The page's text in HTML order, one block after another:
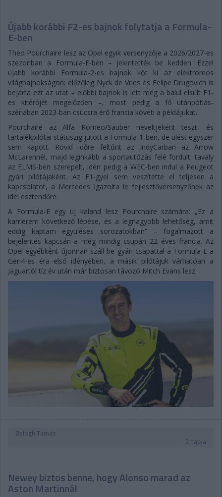
Újabb korábbi F2-es bajnok folytatja a Formula-
E-ben
Theo Pourchaire lesz az Opel egyik versenyzője a 2026/2027-es
szezonban a Formula-E-ben – jelentették be kedden. Ezzel
újabb korábbi Formula-2-es bajnok köt ki az elektromos
világbajnokságon: előzőleg Nyck de Vries és Felipe Drugovich is
bejárta ezt az utat – előbbi bajnok is lett még a balul elsült F1-
es kitérőjét megelőzően –, most pedig a fő utánpótlás-
szériában 2023-ban csúcsra érő francia követi a példájukat.
Pourchaire az Alfa Romeo/Sauber neveltjeként teszt- és
tartalékpilótai státuszig jutott a Formula-1-ben, de ülést egyszer
sem kapott. Rövid időre feltűnt az IndyCarban az Arrow
McLarennél, majd leginkább a sportautózás felé fordult: tavaly
az ELMS-ben szerepelt, idén pedig a WEC-ben indul a Peugeot
gyári pilótájaként. Az F1-gyel sem veszítette el teljesen a
kapcsolatot, a Mercedes igazolta le fejlesztőversenyzőnek az
idei esztendőre.
A Formula-E egy új kaland lesz Pourchaire számára: „Ez a
karrierem következő lépése, és a legnagyobb lehetőség, amit
eddig kaptam együléses sorozatokban” – fogalmazott a
bejelentés kapcsán a még mindig csupán 22 éves francia. Az
Opel egyébként újonnan száll be gyári csapattal a Formula-E a
Gen4-es éra első idényében, a másik pilótájuk várhatóan a
Jaguartól tíz év után már biztosan távozó Mitch Evans lesz.
Balogh Tamás
2 napja
Newey biztos benne, hogy Alonso marad az
Aston Martinnál